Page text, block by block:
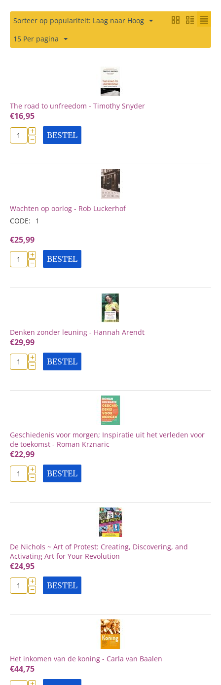
Sorteer op populariteit: Laag naar Hoog
15 Per pagina
The road to unfreedom - Timothy Snyder
€16,95
+
− BESTEL
Wachten op oorlog - Rob Luckerhof
CODE:
1
€25,99
+
− BESTEL
Denken zonder leuning - Hannah Arendt
€29,99
+
− BESTEL
Geschiedenis voor morgen; Inspiratie uit het verleden voor
de toekomst - Roman Krznaric
€22,99
+
− BESTEL
De Nichols ~ Art of Protest: Creating, Discovering, and
Activating Art for Your Revolution
€24,95
+
− BESTEL
Het inkomen van de koning - Carla van Baalen
€44,75